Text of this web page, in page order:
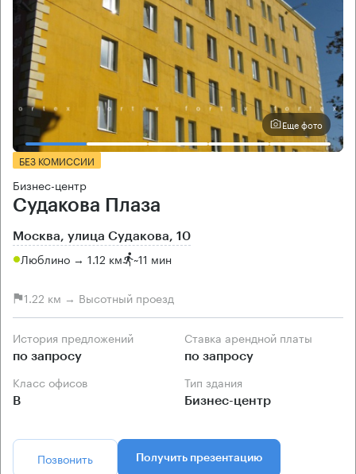
Еще фото
БЕЗ КОМИССИИ
Бизнес-центр
Судакова Плаза
Москва, улица Судакова, 10
Люблино → 1.12 км ~11 мин
1.22 км → Высотный проезд
История предложений
по запросу
Ставка арендной платы
по запросу
Класс офисов
B
Тип здания
Бизнес-центр
Позвонить Получить презентацию